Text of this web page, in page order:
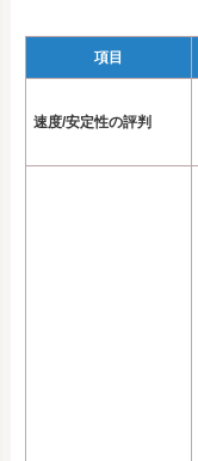
項目
速度/安定性の評判